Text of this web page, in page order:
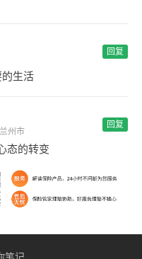
回复
生活
州市
回复
态的转变